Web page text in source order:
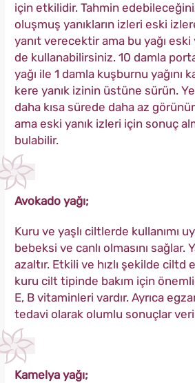
için etkilidir. Tahmin
oluşmuş yanıkların izleri eski
yanıt verecektir ama bu yağı
de kullanabilirsiniz. 10 damla
yağı ile 1 damla kuşburnu yağını
kere yanık izinin üstüne sürün.
daha kısa sürede daha az
ama eski yanık izleri için sonuç
bulabilir.
Avokado yağı;
Kuru ve yaşlı ciltlerde kullanımı
bebeksi ve canlı olmasını sağlar.
azaltır. Etkili ve hızlı şekilde ciltd
kuru cilt tipinde bakım için
E, B vitaminleri vardır. Ayrıca
tedavi olarak olumlu sonuçlar
Kamelya yağı;